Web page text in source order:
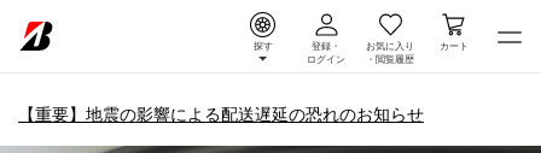
探す
登録・
ログイン
お気に入り
・ 閲覧履歴
カート
【重要】地震の影響による配送遅延の恐れのお知らせ